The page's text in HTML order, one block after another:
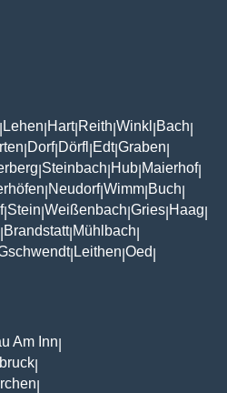
Lehen Hart| Reith Winkl Bach
Dorf| Dörfl Edt|Graben
Steinbach Hub Maierhof|
Neudorf|Wimm Buch
| Stein Weißenbach Gries Haag
Brandstatt| Mühlbach
| Leithen Oed
Am Inn